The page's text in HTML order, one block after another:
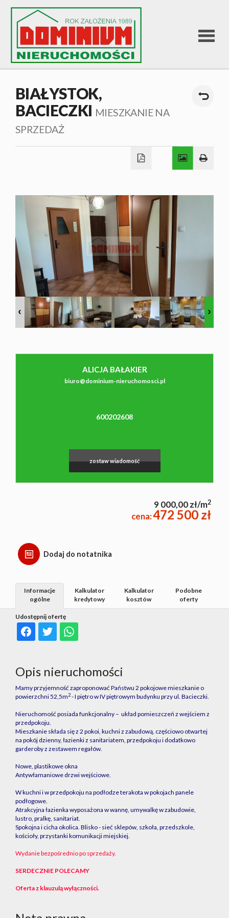
STRONA
CO
BIAŁYSTOK,
BACIECZKI MIESZKANIE NA
SPRZEDAŻ
ALICJA BAŁAKIER
biuro@dominium-nieruchomosci.pl
600202608
zostaw wiadomość
9 000,00 zł/m2
cena:472 500 zł
Dodaj do notatnika
Udostępnij ofertę
Informacje
ogólne
Kalkulator
kredytowy
Kalkulator
kosztów
Podobne
oferty
Opis nieruchomości
Mamy przyjemność zaproponować Państwu 2 pokojowe mieszkanie o
powierzchni 52,5m2- I piętro w IV piętrowym budynku przy ul. Bacieczki.
Nieruchomość posiada funkcjonalny – układ pomieszczeń z wejściem z
przedpokoju.
Mieszkanie składa się z 2 pokoi, kuchni z zabudową, częściowo otwartej
na pokój dzienny, łazienki z sanitariatem, przedpokoju i dodatkowo
garderoby z zestawem regałów.
Nowe, plastikowe okna
Antywłamaniowe drzwi wejściowe.
W kuchni i w przedpokoju na podłodze terakota w pokojach panele
podłogowe.
Atrakcyjna łazienka wyposażona w wannę, umywalkę w zabudowie,
lustro, pralkę, sanitariat.
Spokojna i cicha okolica. Blisko - sieć sklepów, szkoła, przedszkole,
kościoły, przystanki komunikacji miejskiej.
Wydanie bezpośrednio po sprzedaży.
SERDECZNIE POLECAMY
Oferta z klauzulą wyłączności.